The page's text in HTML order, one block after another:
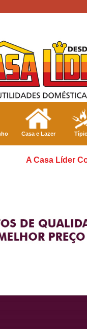
Casa e Lazer
A Casa Líder